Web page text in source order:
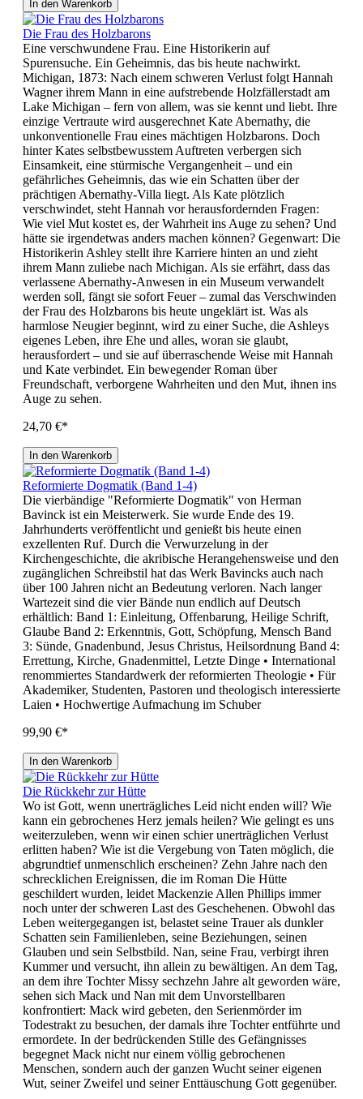
In den Warenkorb
Die Frau des Holzbarons
Eine verschwundene Frau. Eine Historikerin auf
Spurensuche. Ein Geheimnis, das bis heute nachwirkt.
Michigan, 1873: Nach einem schweren Verlust folgt Hannah
Wagner ihrem Mann in eine aufstrebende Holzfällerstadt am
Lake Michigan – fern von allem, was sie kennt und liebt. Ihre
einzige Vertraute wird ausgerechnet Kate Abernathy, die
unkonventionelle Frau eines mächtigen Holzbarons. Doch
hinter Kates selbstbewusstem Auftreten verbergen sich
Einsamkeit, eine stürmische Vergangenheit – und ein
gefährliches Geheimnis, das wie ein Schatten über der
prächtigen Abernathy-Villa liegt. Als Kate plötzlich
verschwindet, steht Hannah vor herausfordernden Fragen:
Wie viel Mut kostet es, der Wahrheit ins Auge zu sehen? Und
hätte sie irgendetwas anders machen können? Gegenwart: Die
Historikerin Ashley stellt ihre Karriere hinten an und zieht
ihrem Mann zuliebe nach Michigan. Als sie erfährt, dass das
verlassene Abernathy-Anwesen in ein Museum verwandelt
werden soll, fängt sie sofort Feuer – zumal das Verschwinden
der Frau des Holzbarons bis heute ungeklärt ist. Was als
harmlose Neugier beginnt, wird zu einer Suche, die Ashleys
eigenes Leben, ihre Ehe und alles, woran sie glaubt,
herausfordert – und sie auf überraschende Weise mit Hannah
und Kate verbindet. Ein bewegender Roman über
Freundschaft, verborgene Wahrheiten und den Mut, ihnen ins
Auge zu sehen.
24,70 €*
In den Warenkorb
Reformierte Dogmatik (Band 1-4)
Die vierbändige "Reformierte Dogmatik" von Herman
Bavinck ist ein Meisterwerk. Sie wurde Ende des 19.
Jahrhunderts veröffentlicht und genießt bis heute einen
exzellenten Ruf. Durch die Verwurzelung in der
Kirchengeschichte, die akribische Herangehensweise und den
zugänglichen Schreibstil hat das Werk Bavincks auch nach
über 100 Jahren nicht an Bedeutung verloren. Nach langer
Wartezeit sind die vier Bände nun endlich auf Deutsch
erhältlich: Band 1: Einleitung, Offenbarung, Heilige Schrift,
Glaube Band 2: Erkenntnis, Gott, Schöpfung, Mensch Band
3: Sünde, Gnadenbund, Jesus Christus, Heilsordnung Band 4:
Errettung, Kirche, Gnadenmittel, Letzte Dinge • International
renommiertes Standardwerk der reformierten Theologie • Für
Akademiker, Studenten, Pastoren und theologisch interessierte
Laien • Hochwertige Aufmachung im Schuber
99,90 €*
In den Warenkorb
Die Rückkehr zur Hütte
Wo ist Gott, wenn unerträgliches Leid nicht enden will? Wie
kann ein gebrochenes Herz jemals heilen? Wie gelingt es uns
weiterzuleben, wenn wir einen schier unerträglichen Verlust
erlitten haben? Wie ist die Vergebung von Taten möglich, die
abgrundtief unmenschlich erscheinen? Zehn Jahre nach den
schrecklichen Ereignissen, die im Roman Die Hütte
geschildert wurden, leidet Mackenzie Allen Phillips immer
noch unter der schweren Last des Geschehenen. Obwohl das
Leben weitergegangen ist, belastet seine Trauer als dunkler
Schatten sein Familienleben, seine Beziehungen, seinen
Glauben und sein Selbstbild. Nan, seine Frau, verbirgt ihren
Kummer und versucht, ihn allein zu bewältigen. An dem Tag,
an dem ihre Tochter Missy sechzehn Jahre alt geworden wäre,
sehen sich Mack und Nan mit dem Unvorstellbaren
konfrontiert: Mack wird gebeten, den Serienmörder im
Todestrakt zu besuchen, der damals ihre Tochter entführte und
ermordete. In der bedrückenden Stille des Gefängnisses
begegnet Mack nicht nur einem völlig gebrochenen
Menschen, sondern auch der ganzen Wucht seiner eigenen
Wut, seiner Zweifel und seiner Enttäuschung Gott gegenüber.